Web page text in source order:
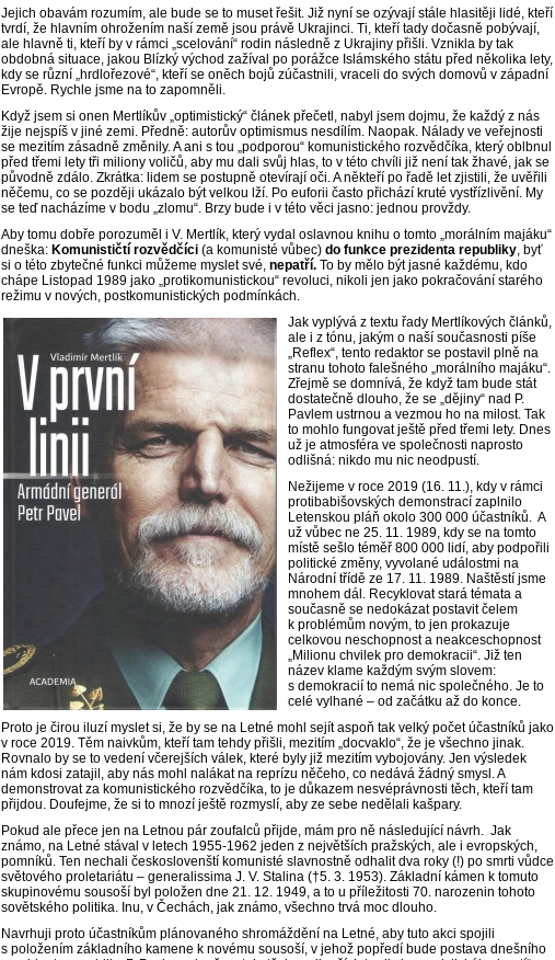
Jejich obavám rozumím, ale bude se to muset řešit. Již nyní se ozývají stále hlasitěji lidé, kteří
tvrdí, že hlavním ohrožením naší země jsou právě Ukrajinci. Ti, kteří tady dočasně pobývají,
ale hlavně ti, kteří by v rámci „scelování“ rodin následně z Ukrajiny přišli. Vznikla by tak
obdobná situace, jakou Blízký východ zažíval po porážce Islámského státu před několika lety,
kdy se různí „hrdlořezové“, kteří se oněch bojů zúčastnili, vraceli do svých domovů v západní
Evropě. Rychle jsme na to zapomněli.
Když jsem si onen Mertlíkův „optimistický“ článek přečetl, nabyl jsem dojmu, že každý z nás
žije nejspíš v jiné zemi. Předně: autorův optimismus nesdílím. Naopak. Nálady ve veřejnosti
se mezitím zásadně změnily. A ani s tou „podporou“ komunistického rozvědčíka, který oblbnul
před třemi lety tři miliony voličů, aby mu dali svůj hlas, to v této chvíli již není tak žhavé, jak se
původně zdálo. Zkrátka: lidem se postupně otevírají oči. A někteří po řadě let zjistili, že uvěřili
něčemu, co se později ukázalo být velkou lží. Po euforii často přichází kruté vystřízlivění. My
se teď nacházíme v bodu „zlomu“. Brzy bude i v této věci jasno: jednou provždy.
Aby tomu dobře porozuměl i V. Mertlík, který vydal oslavnou knihu o tomto „morálním majáku“
dneška: Komunističtí rozvědčíci (a komunisté vůbec) do funkce prezidenta republiky, byť
si o této zbytečné funkci můžeme myslet své, nepatří. To by mělo být jasné každému, kdo
chápe Listopad 1989 jako „protikomunistickou“ revoluci, nikoli jen jako pokračování starého
režimu v nových, postkomunistických podmínkách.
Jak vyplývá z textu řady Mertlíkových článků,
ale i z tónu, jakým o naší současnosti píše
„Reflex“, tento redaktor se postavil plně na
stranu tohoto falešného „morálního majáku“.
Zřejmě se domnívá, že když tam bude stát
dostatečně dlouho, že se „dějiny“ nad P.
Pavlem ustrnou a vezmou ho na milost. Tak
to mohlo fungovat ještě před třemi lety. Dnes
už je atmosféra ve společnosti naprosto
odlišná: nikdo mu nic neodpustí.
Nežijeme v roce 2019 (16. 11.), kdy v rámci
protibabišovských demonstrací zaplnilo
Letenskou pláň okolo 300 000 účastníků. A
už vůbec ne 25. 11. 1989, kdy se na tomto
místě sešlo téměř 800 000 lidí, aby podpořili
politické změny, vyvolané událostmi na
Národní třídě ze 17. 11. 1989. Naštěstí jsme
mnohem dál. Recyklovat stará témata a
současně se nedokázat postavit čelem
k problémům novým, to jen prokazuje
celkovou neschopnost a neakceschopnost
„Milionu chvilek pro demokracii“. Již ten
název klame každým svým slovem:
s demokracií to nemá nic společného. Je to
celé vylhané – od začátku až do konce.
Proto je čirou iluzí myslet si, že by se na Letné mohl sejít aspoň tak velký počet účastníků jako
v roce 2019. Těm naivkům, kteří tam tehdy přišli, mezitím „docvaklo“, že je všechno jinak.
Rovnalo by se to vedení včerejších válek, které byly již mezitím vybojovány. Jen výsledek
nám kdosi zatajil, aby nás mohl nalákat na reprízu něčeho, co nedává žádný smysl. A
demonstrovat za komunistického rozvědčíka, to je důkazem nesvéprávnosti těch, kteří tam
přijdou. Doufejme, že si to mnozí ještě rozmyslí, aby ze sebe nedělali kašpary.
Pokud ale přece jen na Letnou pár zoufalců přijde, mám pro ně následující návrh. Jak
známo, na Letné stával v letech 1955-1962 jeden z největších pražských, ale i evropských,
pomníků. Ten nechali českoslovenští komunisté slavnostně odhalit dva roky (!) po smrti vůdce
světového proletariátu – generalissima J. V. Stalina (†5. 3. 1953). Základní kámen k tomuto
skupinovému sousoší byl položen dne 21. 12. 1949, a to u příležitosti 70. narozenin tohoto
sovětského politika. Inu, v Čechách, jak známo, všechno trvá moc dlouho.
Navrhuji proto účastníkům plánovaného shromáždění na Letné, aby tuto akci spojili
s položením základního kamene k novému sousoší, v jehož popředí bude postava dnešního